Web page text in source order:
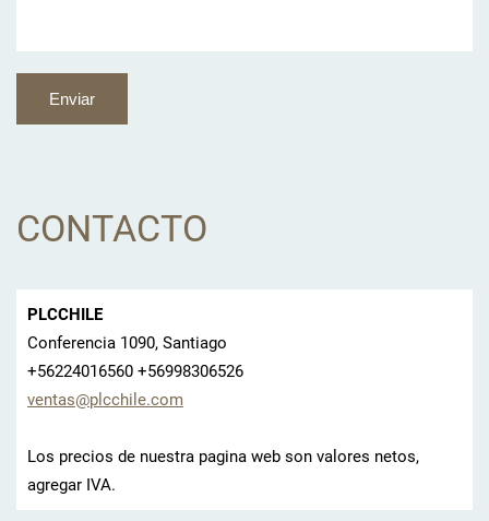
CONTACTO
PLCCHILE
Conferencia 1090, Santiago
+56224016560 +56998306526
ventas@plcchile.com
Los precios de nuestra pagina web son valores netos,
agregar IVA.